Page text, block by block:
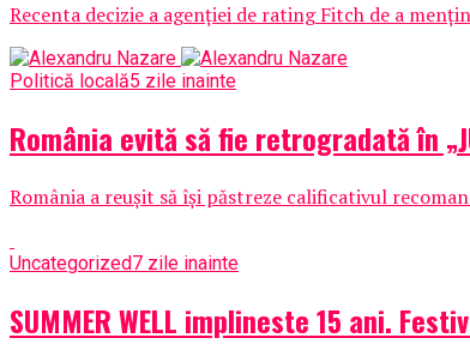
Recenta decizie a agenției de rating Fitch de a
Politică locală5 zile inainte
România evită să fie retrogradată în
România a reușit să își păstreze calificativul
Uncategorized7 zile inainte
SUMMER WELL implineste 15 ani.